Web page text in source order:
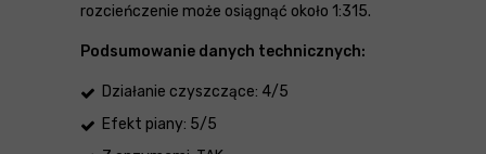
rozcieńczenie może osiągnąć około 1:315.
Podsumowanie danych technicznych:
Działanie czyszczące: 4/5
Efekt piany: 5/5